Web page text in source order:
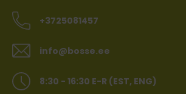
+3725081457
info@bosse.ee
8:30 - 16:30 E-R (EST, ENG)